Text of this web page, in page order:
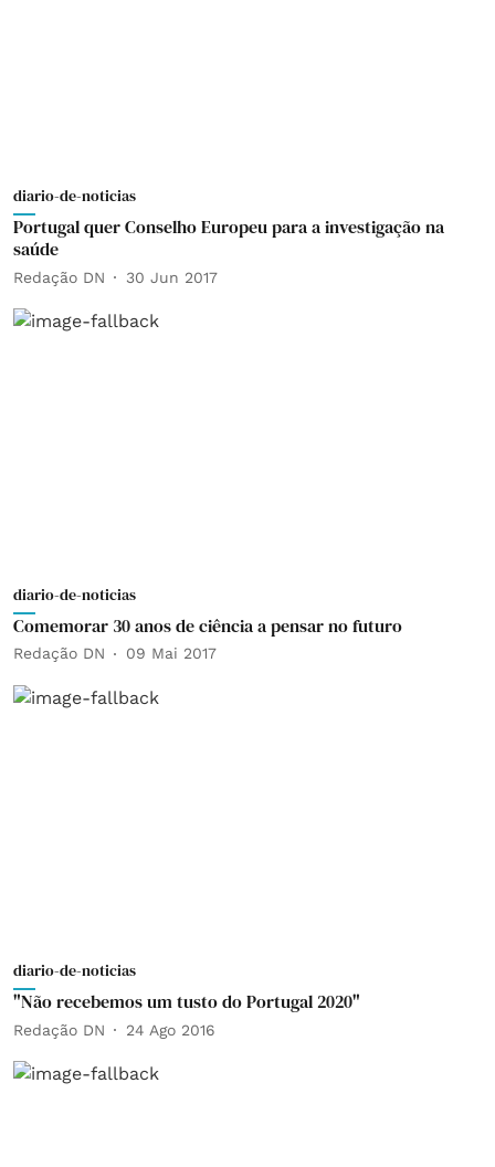
diario-de-noticias
Portugal quer Conselho Europeu para a investigação na
saúde
Redação DN 30 Jun 2017
diario-de-noticias
Comemorar 30 anos de ciência a pensar no futuro
Redação DN 09 Mai 2017
diario-de-noticias
"Não recebemos um tusto do Portugal 2020"
Redação DN 24 Ago 2016